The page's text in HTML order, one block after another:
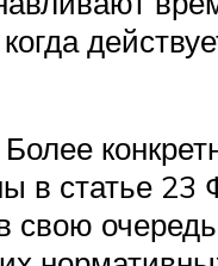
в статье
свою